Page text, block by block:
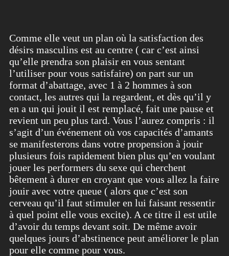
Comme elle veut un plan où la satisfaction des
désirs masculins est au centre ( car c’est ainsi
qu’elle prendra son plaisir en vous sentant
l’utiliser pour vous satisfaire) on part sur un
format d’abattage, avec 1 à 2 hommes à son
contact, les autres qui la regardent, et dès qu’il y
en a un qui jouit il est remplacé, fait une pause et
revient un peu plus tard. Vous l’aurez compris : il
s’agit d’un événement où vos capacités d’amants
se manifesterons dans votre propension à jouir
plusieurs fois rapidement bien plus qu’en voulant
jouer les performers du sexe qui cherchent
bêtement à durer en croyant que vous allez la faire
jouir avec votre queue ( alors que c’est son
cerveau qu’il faut stimuler en lui faisant ressentir
à quel point elle vous excite). A ce titre il est utile
d’avoir du temps devant soit. De même avoir
quelques jours d’abstinence peut améliorer le plan
pour elle comme pour vous.